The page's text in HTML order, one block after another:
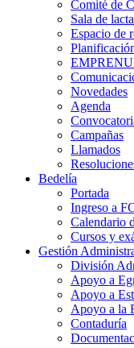
Comité de
Sala de
Espacio de
Novedades
Agenda
Campañas
Llamados
Bedelía
Portada
Ingreso a
Calendario
Cursos y
Gestión
División
Apoyo a
Apoyo a
Apoyo a la
Contaduría